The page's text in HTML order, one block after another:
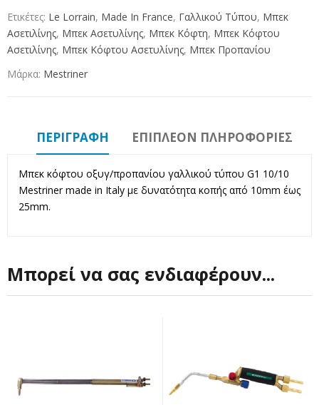
Ετικέτες: Le Lorrain, Made In France, Γαλλικού Τύπου, Μπεκ
Ασετιλίνης, Μπεκ Ασετυλίνης, Μπεκ Κόφτη, Μπεκ Κόφτου
Ασετιλίνης, Μπεκ Κόφτου Ασετυλίνης, Μπεκ Προπανίου
Μάρκα: Mestriner
ΠΕΡΙΓΡΑΦΉ ΕΠΙΠΛΈΟΝ ΠΛΗΡΟΦΟΡΊΕΣ
Μπεκ κόφτου οξυγ/προπανίου γαλλικού τύπου G1 10/10
Mestriner made in Italy με δυνατότητα κοπής από 10mm έως
25mm.
Μπορεί να σας ενδιαφέρουν...